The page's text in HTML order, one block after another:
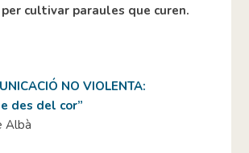
per cultivar paraules que curen.
NO VIOLENTA:
des del cor”
Albà